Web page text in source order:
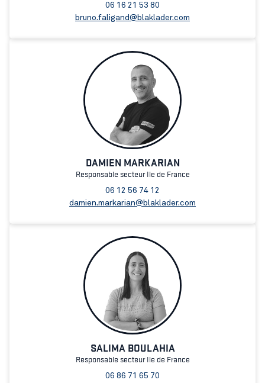
06 16 21 53 80
bruno.faligand@blaklader.com
DAMIEN MARKARIAN
Responsable secteur Ile de France
06 12 56 74 12
damien.markarian@blaklader.com
SALIMA BOULAHIA
Responsable secteur Ile de France
06 86 71 65 70